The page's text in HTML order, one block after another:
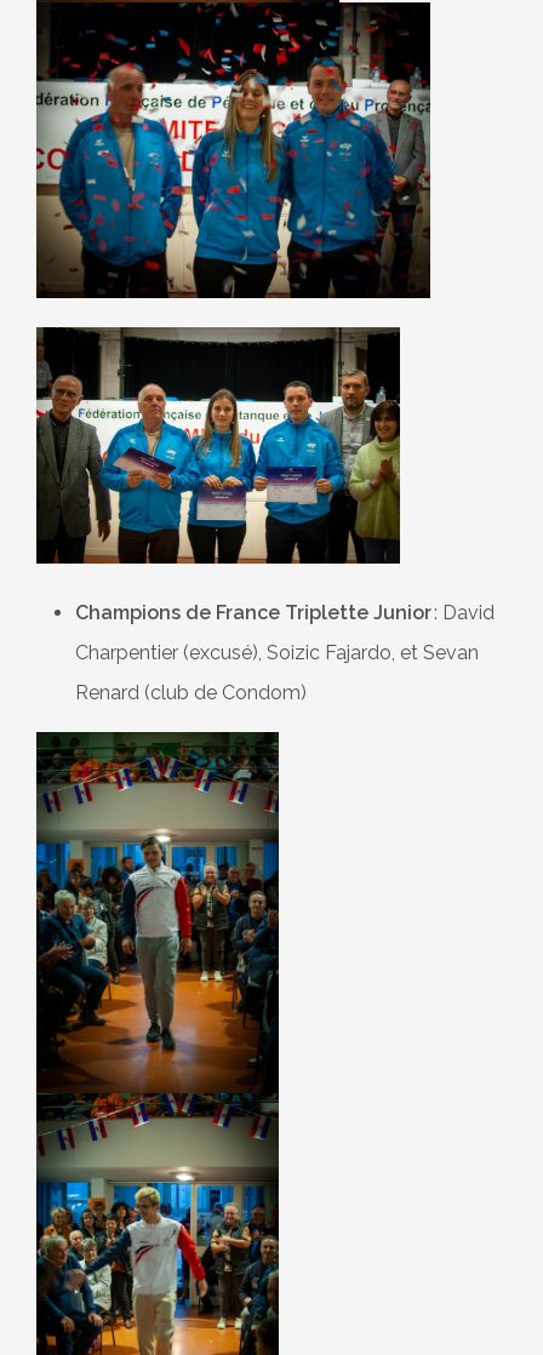
Champions de France Triplette Junior: David
Charpentier (excusé), Soizic Fajardo, et Sevan
Renard (club de Condom)